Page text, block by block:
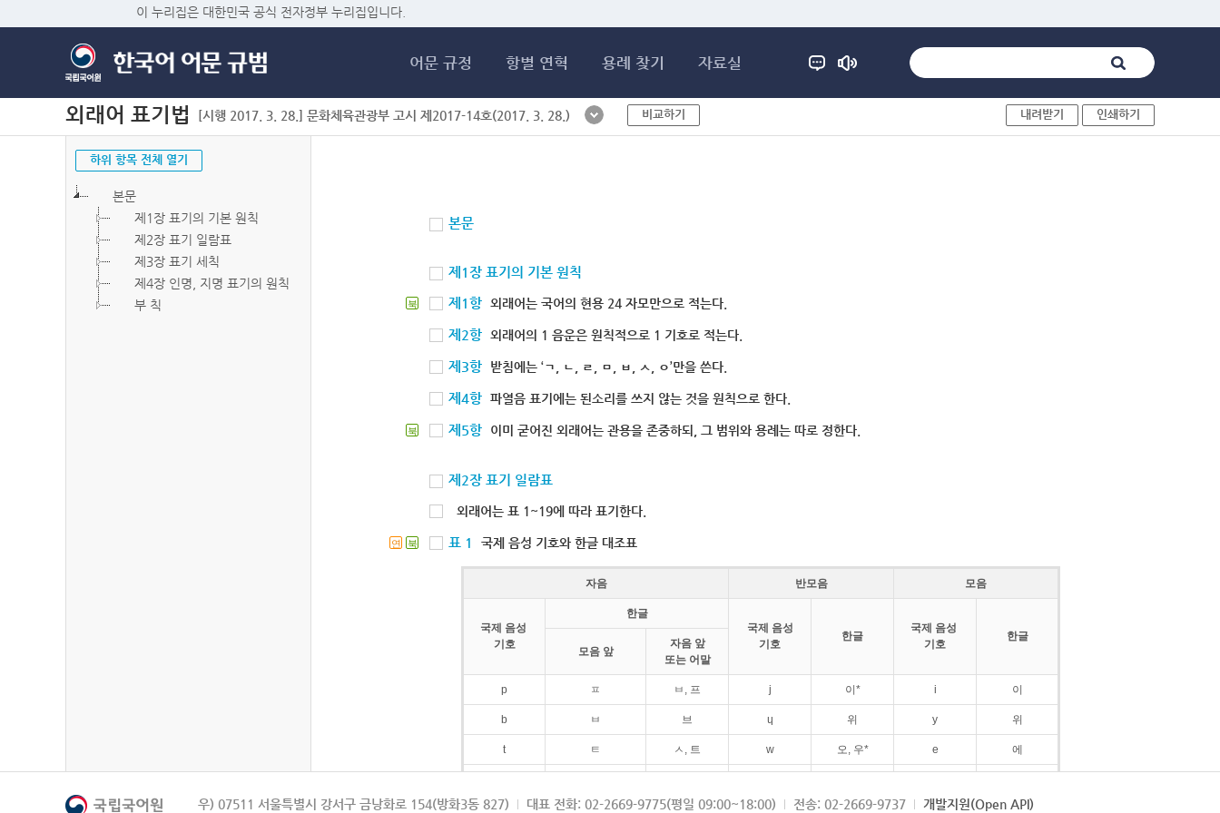
이 누리집은 대한민국 공식 전자정부 누리집입니다.
어문 규정 항별 연혁 용례 찾기 자료실
외래어 표기법 [시행 2017. 3. 28.] 문화체육관광부 고시 제2017-14호(2017. 3. 28.) 비교하기 내려받기 인쇄하기
하위 항목 전체 열기
본문
제1장 표기의 기본 원칙
제2장 표기 일람표
제3장 표기 세칙
제4장 인명, 지명 표기의 원칙
부 칙
본문
제1장 표기의 기본 원칙
북 제1항 외래어는 국어의 현용 24 자모만으로 적는다.
제2항 외래어의 1 음운은 원칙적으로 1 기호로 적는다.
제3항 받침에는 ‘ㄱ, ㄴ, ㄹ, ㅁ, ㅂ, ㅅ, ㅇ’만을 쓴다.
제4항 파열음 표기에는 된소리를 쓰지 않는 것을 원칙으로 한다.
북 제5항 이미 굳어진 외래어는 관용을 존중하되, 그 범위와 용례는 따로 정한다.
제2장 표기 일람표
외래어는 표 1~19에 따라 표기한다.
연 북 표 1 국제 음성 기호와 한글 대조표
자음 반모음 모음
국제 음성
기호
한글
국제 음성
기호
한글
국제 음성
기호
한글
모음 앞
자음 앞
또는 어말
p ㅍ ㅂ, 프 j 이* i 이
b ㅂ 브 ɥ 위 y 위
t ㅌ ㅅ, 트 w 오, 우* e 에
k ㅋ ㄱ, 크 ɛ 에
우) 07511 서울특별시 강서구 금낭화로 154(방화3동 827) 대표 전화: 02-2669-9775(평일 09:00~18:00) 전송: 02-2669-9737 개발지원(Open API)